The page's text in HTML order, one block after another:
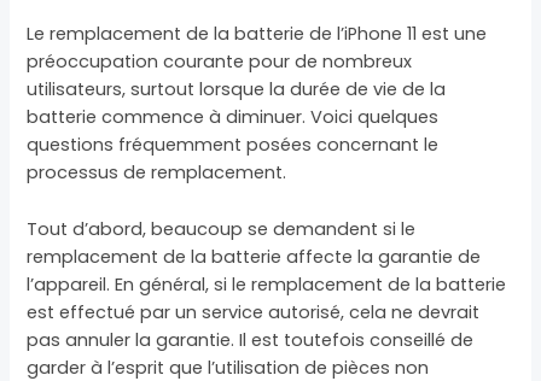
Le remplacement de la batterie de l’iPhone 11 est une
préoccupation courante pour de nombreux
utilisateurs, surtout lorsque la durée de vie de la
batterie commence à diminuer. Voici quelques
questions fréquemment posées concernant le
processus de remplacement.
Tout d’abord, beaucoup se demandent si le
remplacement de la batterie affecte la garantie de
l’appareil. En général, si le remplacement de la batterie
est effectué par un service autorisé, cela ne devrait
pas annuler la garantie. Il est toutefois conseillé de
garder à l’esprit que l’utilisation de pièces non